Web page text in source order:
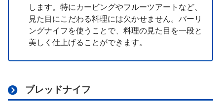
します。特にカービングやフルーツアートなど、
見た目にこだわる料理には欠かせません。パーリ
ングナイフを使うことで、料理の見た目を一段と
美しく仕上げることができます。
ブレッドナイフ